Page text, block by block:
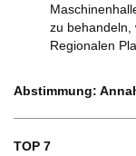
zu behandeln,
Regionalen
Abstimmung:
TOP 7